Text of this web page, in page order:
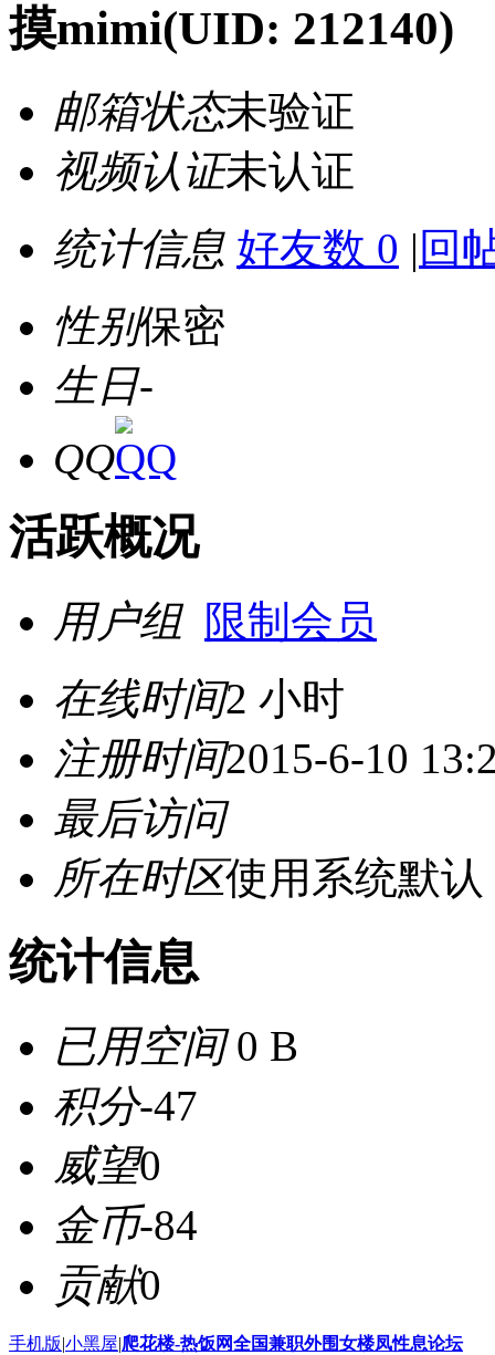
摸mimi(UID: 212140)
邮箱状态未验证
视频认证未认证
统计信息 好友数 0 | 回
性别保密
生日-
QQ
活跃概况
用户组 限制会员
在线时间2 小时
注册时间2015-6-10
最后访问
所在时区使用系统默认
统计信息
已用空间0 B
积分-47
威望0
金币-84
贡献0
手机版|小黑屋|爬花楼-热饭网全国兼职外围女楼凤性息论坛